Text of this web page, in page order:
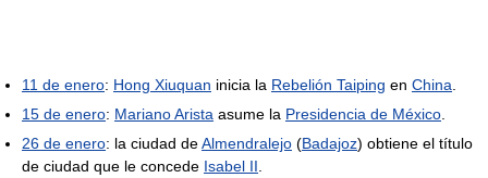
11 de enero: Hong Xiuquan inicia la Rebelión Taiping en China
15 de enero: Mariano Arista asume la Presidencia de México
26 de enero: la ciudad deAlmendralejo (Badajoz) obtiene el título
de ciudad que le concede Isabel II